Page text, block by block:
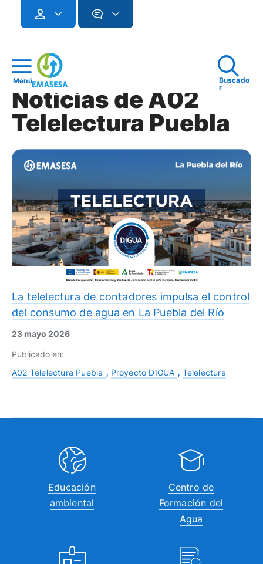
Menú
Buscado
r
Noticias de A02
Telelectura Puebla
La telelectura de contadores impulsa el control
del consumo de agua en La Puebla del Río
23 mayo 2026
Publicado en:
A02 Telelectura Puebla
Proyecto DIGUA Telelectura
Educación
ambiental
Centro de
Formación del
Agua